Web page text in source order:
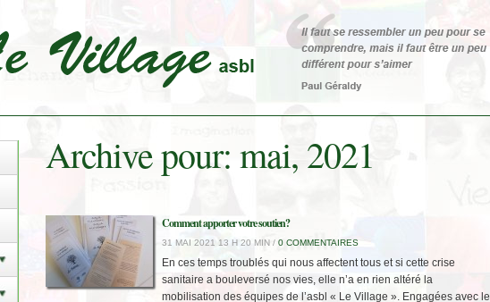
Archive pour: mai, 2021
Comment apporter votre soutien?
31 MAI 2021 13 H 20 MIN / 0 COMMENTAIRES
En ces temps troublés qui nous affectent tous et si cette crise
sanitaire a bouleversé nos vies, elle n’a en rien altéré la
mobilisation des équipes de l’asbl « Le Village ». Engagées avec le